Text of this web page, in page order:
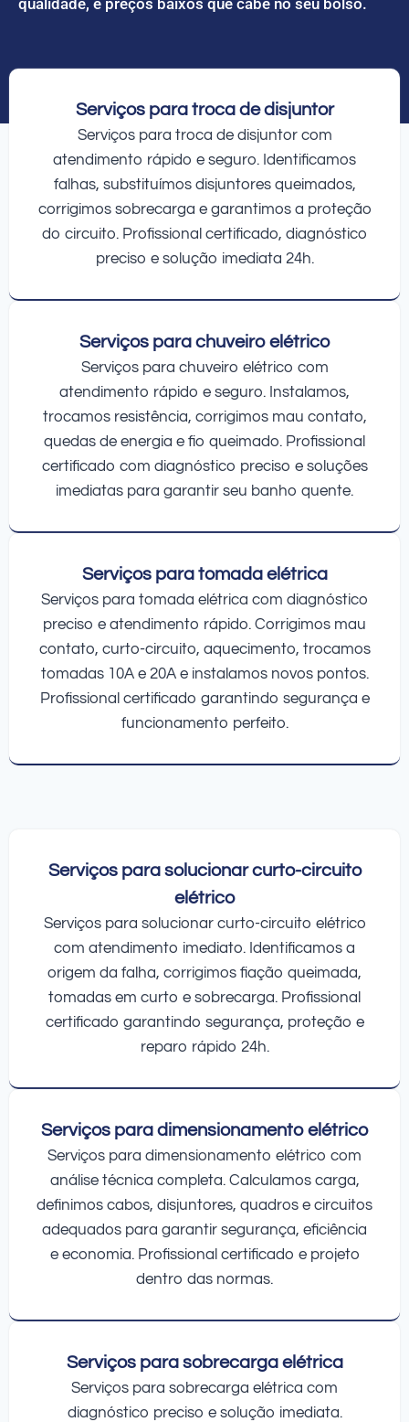
Serviços para troca de disjuntor
Serviços para troca de disjuntor com
atendimento rápido e seguro. Identificamos
falhas, substituímos disjuntores queimados,
corrigimos sobrecarga e garantimos a proteção
do circuito. Profissional certificado, diagnóstico
preciso e solução imediata 24h.
Serviços para chuveiro elétrico
Serviços para chuveiro elétrico com
atendimento rápido e seguro. Instalamos,
trocamos resistência, corrigimos mau contato,
quedas de energia e fio queimado. Profissional
certificado com diagnóstico preciso e soluções
imediatas para garantir seu banho quente.
Serviços para tomada elétrica
Serviços para tomada elétrica com diagnóstico
preciso e atendimento rápido. Corrigimos mau
contato, curto-circuito, aquecimento, trocamos
tomadas 10A e 20A e instalamos novos pontos.
Profissional certificado garantindo segurança e
funcionamento perfeito.
Serviços para solucionar curto-circuito
elétrico
Serviços para solucionar curto-circuito elétrico
com atendimento imediato. Identificamos a
origem da falha, corrigimos fiação queimada,
tomadas em curto e sobrecarga. Profissional
certificado garantindo segurança, proteção e
reparo rápido 24h.
Serviços para dimensionamento elétrico
Serviços para dimensionamento elétrico com
análise técnica completa. Calculamos carga,
definimos cabos, disjuntores, quadros e circuitos
adequados para garantir segurança, eficiência
e economia. Profissional certificado e projeto
dentro das normas.
Serviços para sobrecarga elétrica
Serviços para sobrecarga elétrica com
diagnóstico preciso e solução imediata.